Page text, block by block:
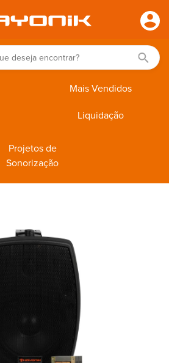
Mais Vendidos
Liquidação
Projetos de
Sonorização